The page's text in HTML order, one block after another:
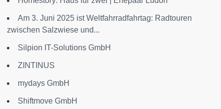
Am 3. Juni 2025 ist Weltfahrradfahrtag: Radtouren
zwischen Salzwiese und...
Silpion IT-Solutions GmbH
ZINTINUS
mydays GmbH
Shiftmove GmbH